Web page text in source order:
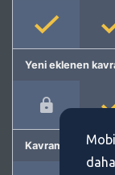
Yeni eklenen
Kavram önerme